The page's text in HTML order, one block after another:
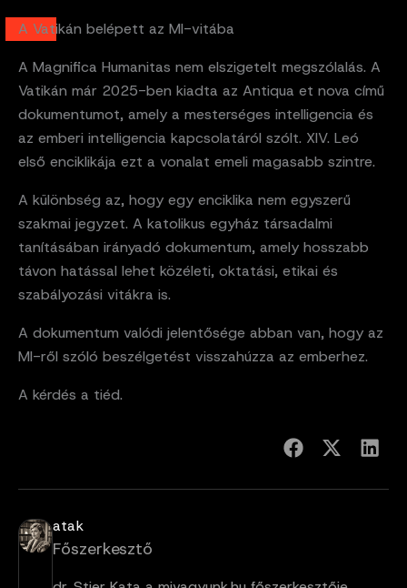
A Vatikán belépett az MI-vitába
A Magnifica Humanitas nem elszigetelt megszólalás. A
Vatikán már 2025-ben kiadta az Antiqua et nova című
dokumentumot, amely a mesterséges intelligencia és
az emberi intelligencia kapcsolatáról szólt. XIV. Leó
első enciklikája ezt a vonalat emeli magasabb szintre.
A különbség az, hogy egy enciklika nem egyszerű
szakmai jegyzet. A katolikus egyház társadalmi
tanításában irányadó dokumentum, amely hosszabb
távon hatással lehet közéleti, oktatási, etikai és
szabályozási vitákra is.
A dokumentum valódi jelentősége abban van, hogy az
MI-ről szóló beszélgetést visszahúzza az emberhez.
A kérdés a tiéd.
atak
Főszerkesztő